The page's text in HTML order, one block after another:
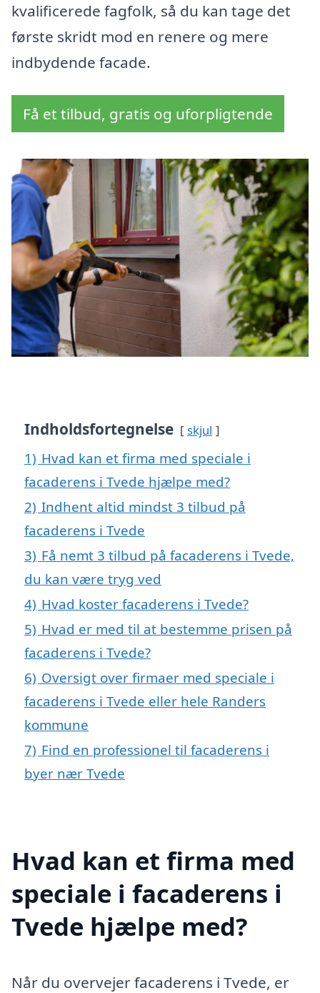
kvalificerede fagfolk, så du kan tage det
første skridt mod en renere og mere
indbydende facade.
Få et tilbud, gratis og uforpligtende
Indholdsfortegnelse skjul
1) Hvad kan et firma med speciale i
facaderens i Tvede hjælpe med?
2) Indhent altid mindst 3 tilbud på
facaderens i Tvede
3) Få nemt 3 tilbud på facaderens i Tvede,
du kan være tryg ved
4) Hvad koster facaderens i Tvede?
5) Hvad er med til at bestemme prisen på
facaderens i Tvede?
6) Oversigt over firmaer med speciale i
facaderens i Tvede eller hele Randers
kommune
7) Find en professionel til facaderens i
byer nær Tvede
Hvad kan et firma med
speciale i facaderens i
Tvede hjælpe med?
Når du overvejer facaderens i Tvede, er